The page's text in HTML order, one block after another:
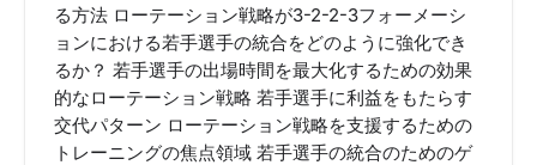
る方法 ローテーション戦略が3-2-2-3フォーメーシ
ョンにおける若手選手の統合をどのように強化でき
るか？ 若手選手の出場時間を最大化するための効果
的なローテーション戦略 若手選手に利益をもたらす
交代パターン ローテーション戦略を支援するための
トレーニングの焦点領域 若手選手の統合のためのゲ